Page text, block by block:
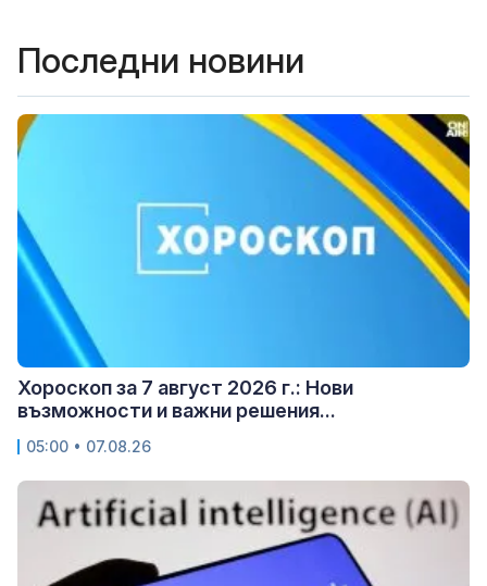
Последни новини
Хороскоп за 7 август 2026 г.: Нови
възможности и важни решения...
05:00 • 07.08.26